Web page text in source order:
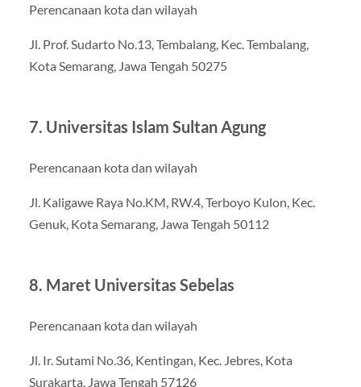
Perencanaan kota dan wilayah
Jl. Prof. Sudarto No.13, Tembalang, Kec. Tembalang,
Kota Semarang, Jawa Tengah 50275
7. Universitas Islam Sultan Agung
Perencanaan kota dan wilayah
Jl. Kaligawe Raya No.KM, RW.4, Terboyo Kulon, Kec.
Genuk, Kota Semarang, Jawa Tengah 50112
8. Maret Universitas Sebelas
Perencanaan kota dan wilayah
Jl. Ir. Sutami No.36, Kentingan, Kec. Jebres, Kota
Surakarta, Jawa Tengah 57126